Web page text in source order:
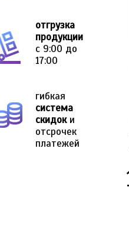
отгрузка
продукции
с 9:00 до
17:00
гибкая
система
скидоки
отсрочек
платежей